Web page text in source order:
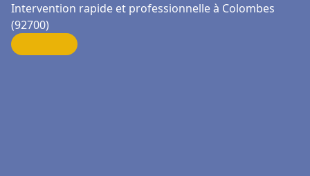
Intervention rapide et professionnelle à Colombes
(92700)